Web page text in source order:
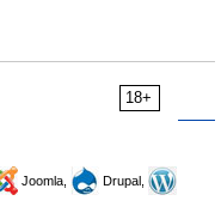
18+
Joomla,
Drupal,